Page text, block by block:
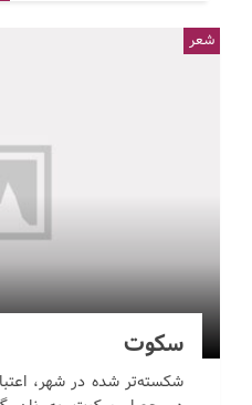
سکوت
شکسته‌تر شده در شهر،
شعر